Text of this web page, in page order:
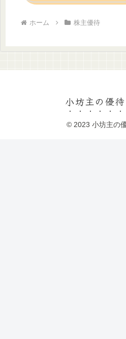
ホーム 株主優待
小坊主の優
© 2023 小坊主の